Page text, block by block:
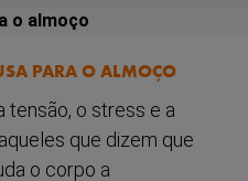
PARA O ALMOÇO
tensão, o stress e a
que dizem que
o corpo a